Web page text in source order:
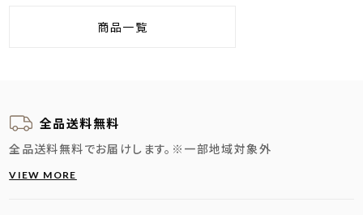
商品一覧
全品送料無料
全品送料無料でお届けします。 ※一部地域対象外
VIEW MORE